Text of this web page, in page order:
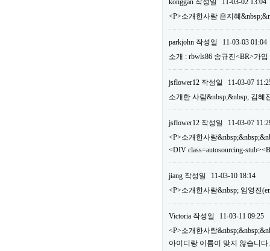
konggan 작성일
11-03-02 13:04
<P>소개한사람 은지혜
parkjohn 작성일
11-03-03 01:04
소개 : rbwls86 송규진<BR>가
jsflower12 작성일
11-03-07
소개한 사람&nbsp;&nbsp; 김혜
jsflower12 작성일
11-03-07
<P>소개한사람
<DIV class=autosourcing-
jiang 작성일
11-03-10 18:14
<P>소개한사람&nbsp; 임영진
Victoria 작성일
11-03-11 09:25
<P>소개한사람
아이디랑 이름이 맞지 않습니다.